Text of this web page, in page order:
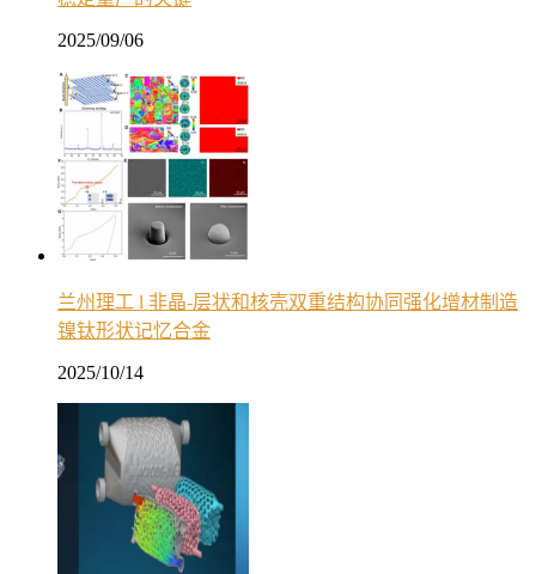
2025/09/06
兰州理工 l 非晶-层状和核壳双重结构协同强化增材制造
镍钛形状记忆合金
2025/10/14